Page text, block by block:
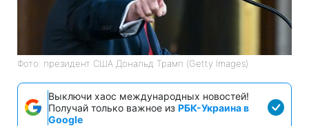
Фото: президент США Дональд Трамп (Getty Images)
Выключи хаос международных новостей!
Получай только важное из РБК-Украина в
Google